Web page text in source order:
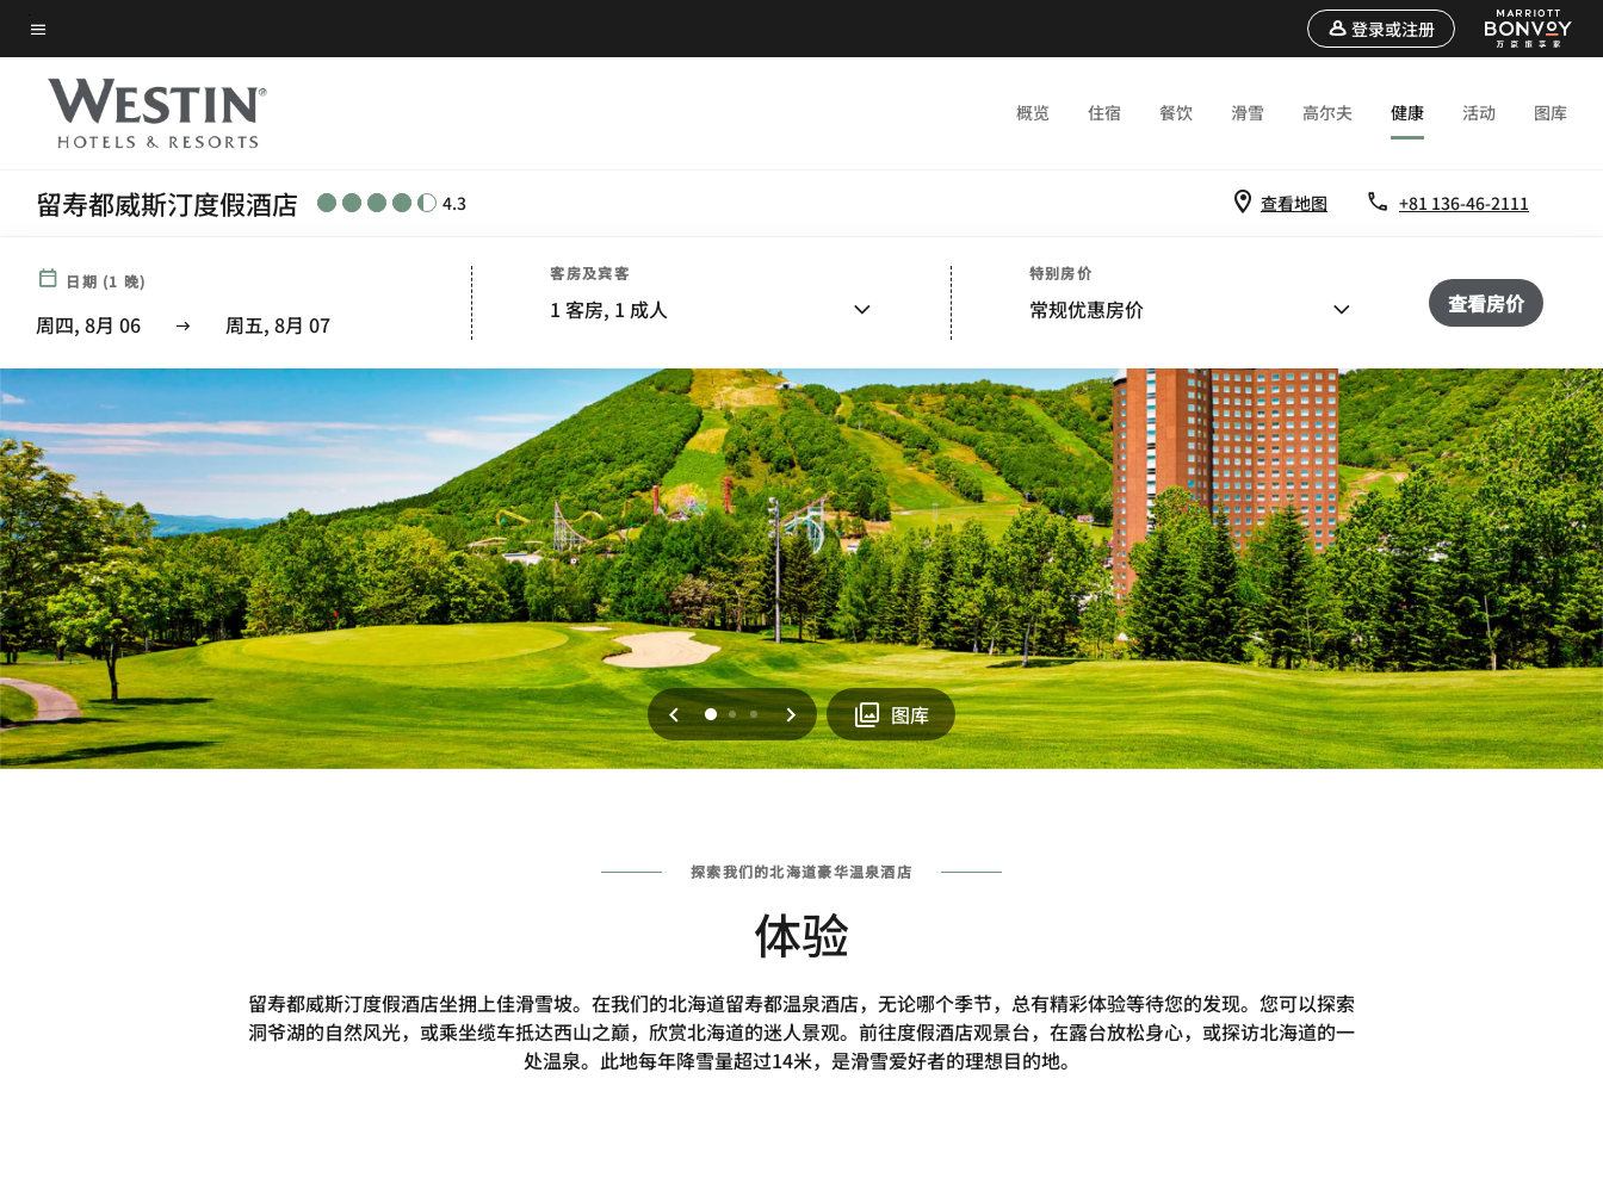
Skip
to
main
content
菜单文本
登录或注册
概览 住宿 餐饮 滑雪 高尔夫 健康 活动 图库
留寿都威斯汀度假酒店 4.3 查看地图 +81 136-46-2111
日期 (1 晚)
周四, 8月 06 周五, 8月 07
客房及宾客
1 客房, 1 成人
特别房价
常规优惠房价 查看房价
上一页
012 下一页 图库
探索我们的北海道豪华温泉酒店
体验
留寿都威斯汀度假酒店坐拥上佳滑雪坡。在我们的北海道留寿都温泉酒店，无论哪个季节，总有精彩体验等待您的发现。您可以探索
洞爷湖的自然风光，或乘坐缆车抵达西山之巅，欣赏北海道的迷人景观。前往度假酒店观景台，在露台放松身心，或探访北海道的一
处温泉。此地每年降雪量超过14米，是滑雪爱好者的理想目的地。